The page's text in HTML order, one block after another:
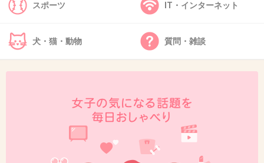
+75
スポーツ IT・インターネット
犬・猫・動物 質問・雑談